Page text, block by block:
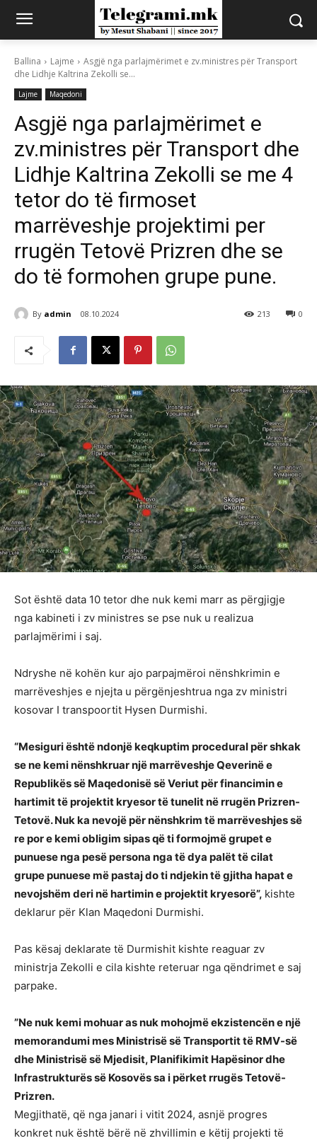
Ballina Lajme
Asgjë nga parlajmërimet e zv.ministres për Transport
dhe Lidhje Kaltrina Zekolli se...
Lajme Maqedoni
Asgjë nga parlajmërimet e
zv.ministres për Transport dhe
Lidhje Kaltrina Zekolli se me 4
tetor do të firmoset
marrëveshje projektimi per
rrugën Tetovë Prizren dhe se
do të formohen grupe pune.
By admin 08.10.2024 0
213
Sot është data 10 tetor dhe nuk kemi marr as përgjigje
nga kabineti i zv ministres se pse nuk u realizua
parlajmërimi i saj.
Ndryshe në kohën kur ajo parpajmëroi nënshkrimin e
marrëveshjes e njejta u përgënjeshtrua nga zv ministri
kosovar I transpoortit Hysen Durmishi.
“Mesiguri është ndonjë keqkuptim procedural për shkak
se ne kemi nënshkruar një marrëveshje Qeverinë e
Republikës së Maqedonisë së Veriut për financimin e
hartimit të projektit kryesor të tunelit në rrugën Prizren-
Tetovë. Nuk ka nevojë për nënshkrim të marrëveshjes së
re por e kemi obligim sipas që ti formojmë grupet e
punuese nga pesë persona nga të dya palët të cilat
grupe punuese më pastaj do ti ndjekin të gjitha hapat e
nevojshëm deri në hartimin e projektit kryesorë”, kishte
deklarur për Klan Maqedoni Durmishi.
Pas kësaj deklarate të Durmishit kishte reaguar zv
ministrja Zekolli e cila kishte reteruar nga qëndrimet e saj
parpake.
”Ne nuk kemi mohuar as nuk mohojmë ekzistencën e një
memorandumi mes Ministrisë së Transportit të RMV-së
dhe Ministrisë së Mjedisit, Planifikimit Hapësinor dhe
Infrastrukturës së Kosovës sa i përket rrugës Tetovë-
Prizren.
Megjithatë, që nga janari i vitit 2024, asnjë progres
konkret nuk është bërë në zhvillimin e këtij projekti të